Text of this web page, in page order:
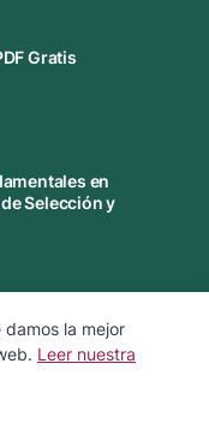
Gratis
en
Selección y
Política de Cookies
la mejor
Leer nuestra